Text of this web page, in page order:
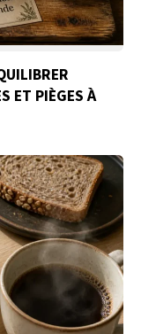
ET PIÈGES À